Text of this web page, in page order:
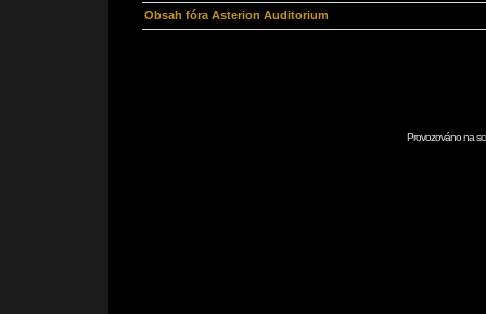
Obsah fóra Asterion Auditorium
Provozováno na